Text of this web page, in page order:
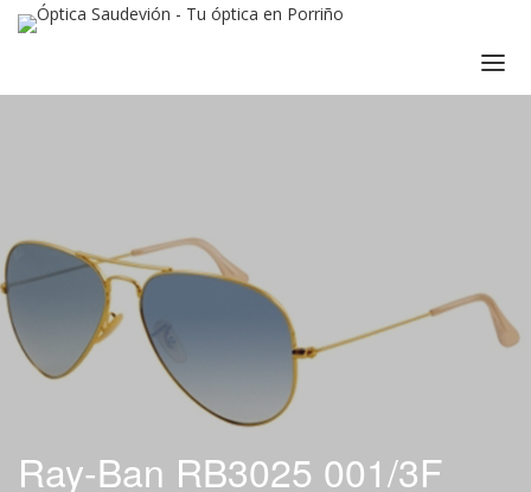
SERVICIOS
GARANTÍAS SAUDEVISIÓN
NUESTRAS MARCAS
TU SALUD OCULAR
TIENDA ONLINE
Ray-Ban RB3025 001/3F